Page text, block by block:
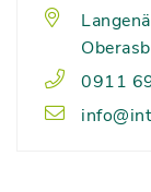
0911